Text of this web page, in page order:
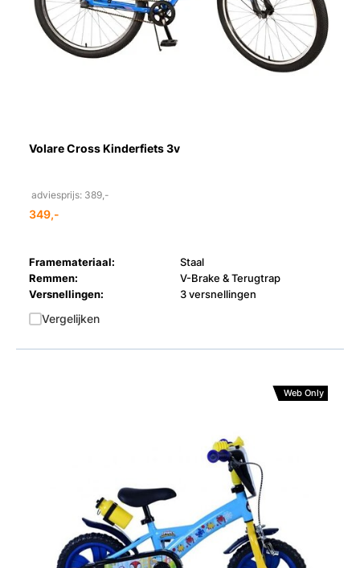
Volare Cross Kinderfiets 3v
adviesprijs: 389,-
349,-
Framemateriaal:
Staal
Remmen:
V-Brake & Terugtrap
Versnellingen:
3 versnellingen
Vergelijken
Web Only